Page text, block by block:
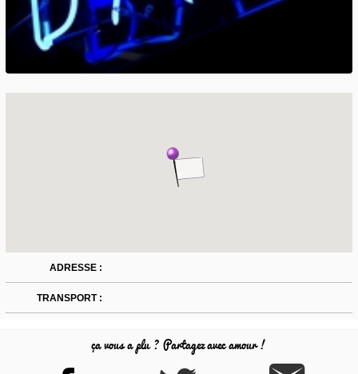
ADRESSE :
TRANSPORT :
ça vous a plu ? Partagez avec amour !